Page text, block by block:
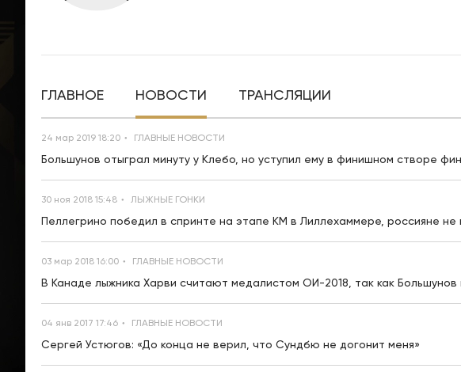
ГЛАВНОЕ НОВОСТИ ТРАНСЛЯЦИИ
24 мар 2019 18:20 ГЛАВНЫЕ НОВОСТИ
Большунов отыграл минуту у Клебо, но уступил ему в финишном створе
30 ноя 2018 15:48 ЛЫЖНЫЕ ГОНКИ
Пеллегрино победил в спринте на этапе КМ в Лиллехаммере, россияне не
03 мар 2018 16:00 ГЛАВНЫЕ НОВОСТИ
В Канаде лыжника Харви считают медалистом ОИ-2018, так как
04 янв 2017 17:46 ГЛАВНЫЕ НОВОСТИ
Сергей Устюгов: «До конца не верил, что Сундбю не догонит меня»